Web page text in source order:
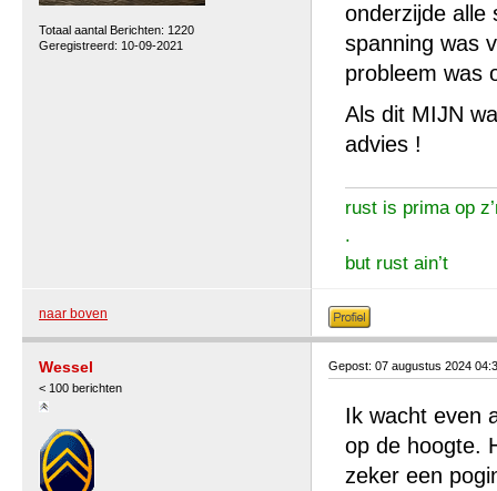
Totaal aantal Berichten: 1220
Geregistreerd: 10-09-2021
onderzijde alle
spanning was
probleem was
Als dit MIJN
advies !
rust is prima op
.
but rust ain’t
naar boven
Wessel
< 100 berichten
Gepost: 07 augustus 2024
Ik wacht even
op de hoogte.
zeker een